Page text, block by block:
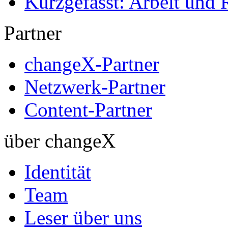
Partner
changeX-Partner
Netzwerk-Partner
Content-Partner
über changeX
Identität
Team
Leser über uns